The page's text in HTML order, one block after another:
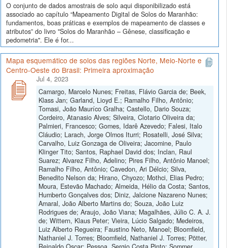
O conjunto de dados amostrais de solo aqui disponibilizado está
associado ao capítulo “Mapeamento Digital de Solos do Maranhão:
fundamentos, boas práticas e exemplos de mapeamento de classes e
atributos” do livro "Solos do Maranhão – Gênese, classificação e
pedometria". Ele é for...
Mapa esquemático de solos das regiões Norte, Meio-Norte e
Centro-Oeste do Brasil: Primeira aproximação
Jul 4, 2023
Camargo, Marcelo Nunes; Freitas, Flávio Garcia de; Beek,
Klass Jan; Garland, Lioyd E.; Ramalho Filho, Antônio;
Tomasi, João Mauríco Gralha; Castello, Dario Souza;
Cordeiro, Atanasio Alves; Silveira, Clotario Oliveira da;
Palmieri, Francesco; Gomes, Idarê Azevedo; Falesi, Italo
Cláudio; Larach, Jorge Olmos Iturri; Rosatelli, José Silva;
Carvalho, Luiz Gonzaga de Oliveira; Jacomine, Paulo
Klinger Tito; Santos, Raphael David dos; Inclan, Raul
Suarez; Alvarez Filho, Adelino; Pires Filho, Antônio Manoel;
Ramalho Filho, Antônio; Cavedon, Ari Délcio; Silva,
Benedito Nelson da; Hirano, Chyozo; Mothci, Elias Pedro;
Moura, Estevão Machado; Almeida, Hélio da Costa; Santos,
Humberto Gonçalves dos; Diniz, Jalcione Nazareno Nunes;
Amaral, João Alberto Martins do; Souza, João Luiz
Rodrigues de; Araujo, João Viana; Magalhães, Júlio C. A. J.
de; Wittern, Klaus Peter; Vieira, Lúcio Salgado; Medeiros,
Luiz Alberto Regueira; Faustino Neto, Manoel; Bloomfield,
Nathaniel J. Torres; Bloomfield, Nathaniel J. Torres; Pötter,